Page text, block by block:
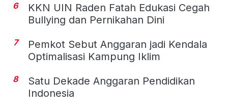
6
KKN UIN Raden Fatah Edukasi Cegah
Bullying dan Pernikahan Dini
7
Pemkot Sebut Anggaran jadi Kendala
Optimalisasi Kampung Iklim
8
Satu Dekade Anggaran Pendidikan
Indonesia